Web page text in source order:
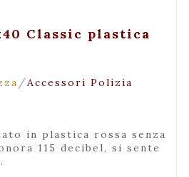
+ Visualizza
Classic plastica
/Accessori Polizia
115 decibel, si sente